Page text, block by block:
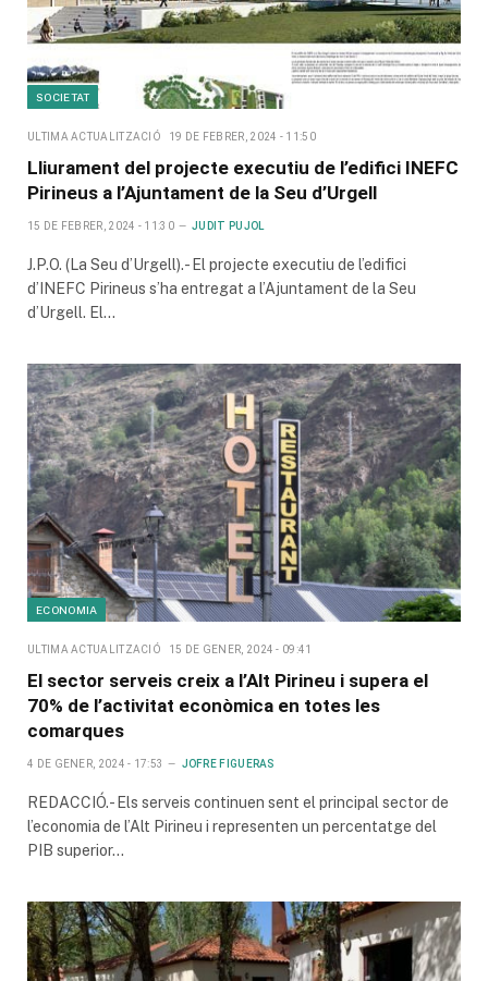
SOCIETAT
ULTIMA ACTUALITZACIÓ 19 DE FEBRER, 2024 - 11:50
Lliurament del projecte executiu de l’edifici INEFC
Pirineus a l’Ajuntament de la Seu d’Urgell
15 DE FEBRER, 2024 - 11:30 JUDIT PUJOL
J.P.O. (La Seu d’Urgell).- El projecte executiu de l’edifici
d’INEFC Pirineus s’ha entregat a l’Ajuntament de la Seu
d’Urgell. El…
ECONOMIA
ULTIMA ACTUALITZACIÓ 15 DE GENER, 2024 - 09:41
El sector serveis creix a l’Alt Pirineu i supera el
70% de l’activitat econòmica en totes les
comarques
4 DE GENER, 2024 - 17:53 JOFRE FIGUERAS
REDACCIÓ.- Els serveis continuen sent el principal sector de
l’economia de l’Alt Pirineu i representen un percentatge del
PIB superior…